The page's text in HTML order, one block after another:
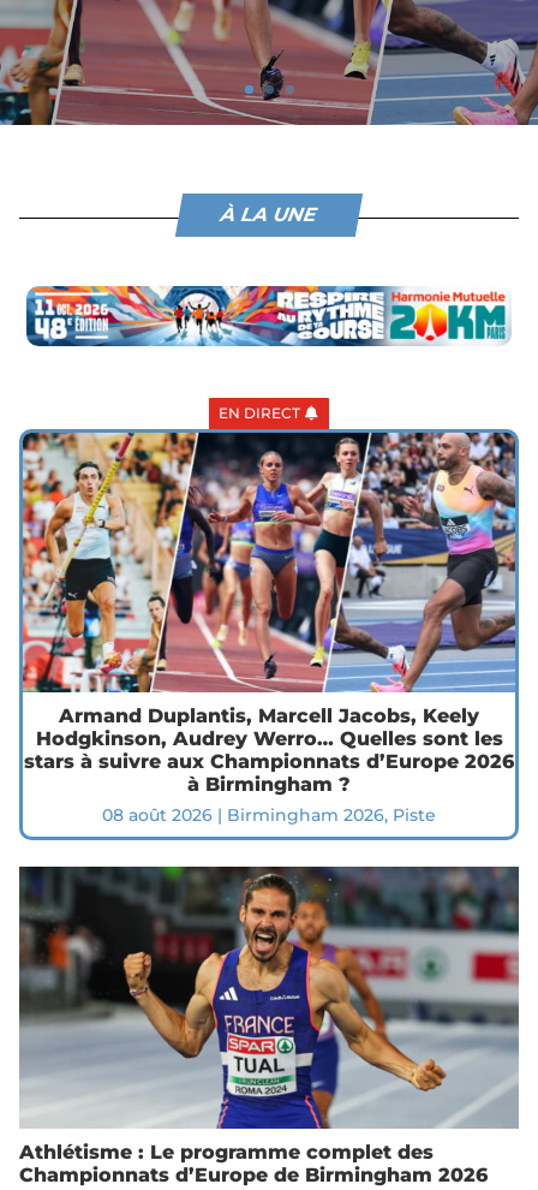
À LA UNE
EN DIRECT
Armand Duplantis, Marcell Jacobs, Keely
Hodgkinson, Audrey Werro… Quelles sont les
stars à suivre aux Championnats d’Europe 2026
à Birmingham ?
08 août 2026 | Birmingham 2026, Piste
Athlétisme : Le programme complet des
Championnats d’Europe de Birmingham 2026